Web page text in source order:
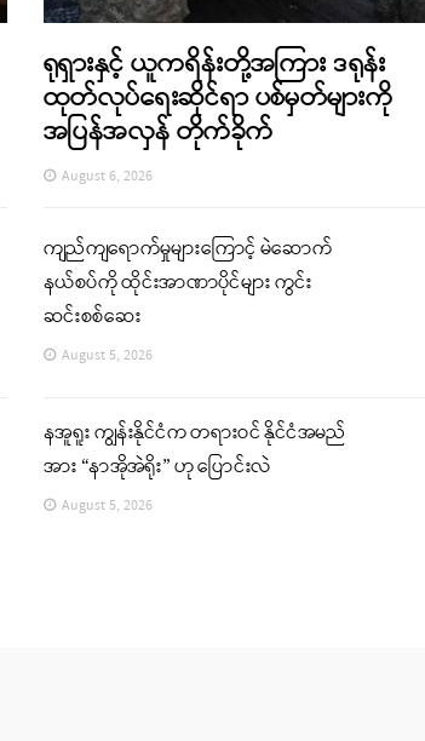
ရုရှားနှင့် ယူကရိန်းတို့အကြား ဒရုန်း
ထုတ်လုပ်ရေးဆိုင်ရာ ပစ်မှတ်များကို
အပြန်အလှန် တိုက်ခိုက်
August 6, 2026
ကျည်ကျရောက်မှုများကြောင့် မဲဆောက်
နယ်စပ်ကို ထိုင်းအာဏာပိုင်များ ကွင်း
ဆင်းစစ်ဆေး
August 5, 2026
နအူရူး ကျွန်းနိုင်ငံက တရားဝင် နိုင်ငံအမည်
အား “နာအိုအဲရိုး” ဟု ပြောင်းလဲ
August 5, 2026